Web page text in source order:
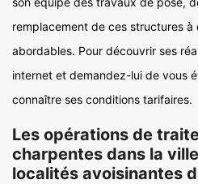
remplacement de ces structures à
abordables. Pour découvrir ses
internet et demandez-lui de vous
connaître ses conditions tarifaires.
Les opérations de
charpentes dans la
localités avoisinantes